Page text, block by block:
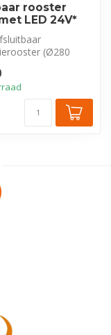
rooster
LED 24V*
(Ø280
van...